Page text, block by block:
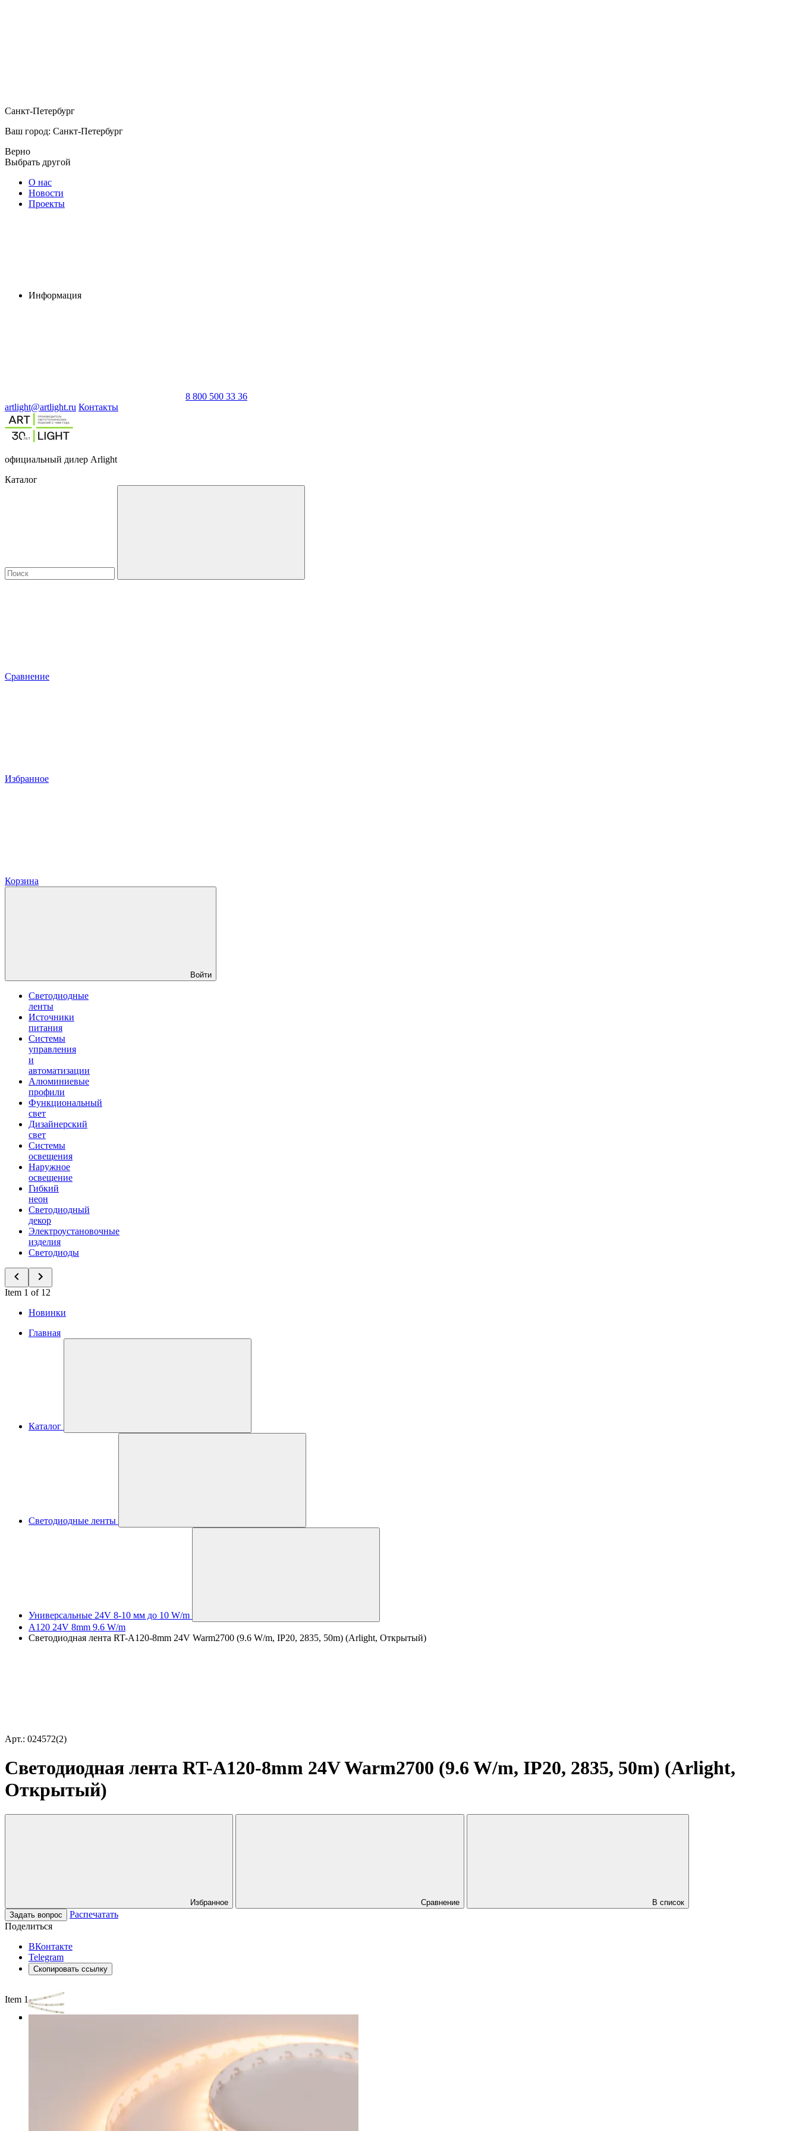
Санкт-Петербург
Ваш город: Санкт-Петербург
Верно
Выбрать другой
О нас
Новости
Проекты
Информация
8 800 500 33 36
artlight@artlight.ru Контакты
официальный дилер Arlight
Каталог
Сравнение
Избранное
Корзина
Войти
Светодиодные
ленты
Источники
питания
Системы
управления
и
автоматизации
Алюминиевые
профили
Функциональный
свет
Дизайнерский
свет
Системы
освещения
Наружное
освещение
Гибкий
неон
Светодиодный
декор
Электроустановочные
изделия
Светодиоды
Item 1 of 12
Новинки
Главная
Каталог
Светодиодные ленты
Универсальные 24V 8-10 мм до 10 W/m
A120 24V 8mm 9.6 W/m
Светодиодная лента RT-A120-8mm 24V Warm2700 (9.6 W/m, IP20, 2835, 50m) (Arlight, Открытый)
Арт.: 024572(2)
Светодиодная лента RT-A120-8mm 24V Warm2700 (9.6 W/m, IP20, 2835, 50m) (Arlight,
Открытый)
Избранное Сравнение
В список
Задать вопрос
Распечатать
Поделиться
ВКонтакте
Telegram
Скопировать ссылку
Item 1 of 3